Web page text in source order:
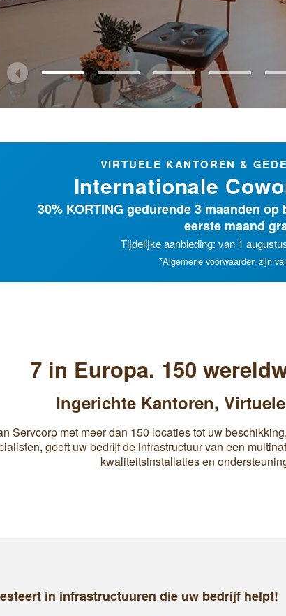
VIRTUELE KANTOREN &
Internationale
30% KORTING gedurende 3 maanden
eerste maand
Tijdelijke aanbieding: van 1
*Algemene voorwaarden zijn
7 in Europa. 150
Ingerichte Kantoren,
Servcorp met meer dan 150 locaties tot uw
geeft uw bedrijf de infrastructuur van een
kwaliteitsinstallaties en
in infrastructuuren die uw bedrijf helpt!